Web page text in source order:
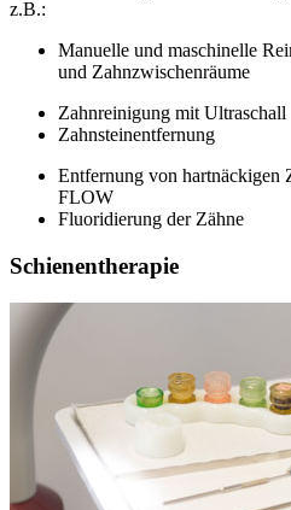
z.B.:
Manuelle und maschinelle
und Zahnzwischenräume
Zahnreinigung mit Ultraschall
Zahnsteinentfernung
Entfernung von hartnäckigen
FLOW
Fluoridierung der Zähne
Schienentherapie